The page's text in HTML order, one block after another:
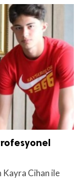
Kayra Cihan ile